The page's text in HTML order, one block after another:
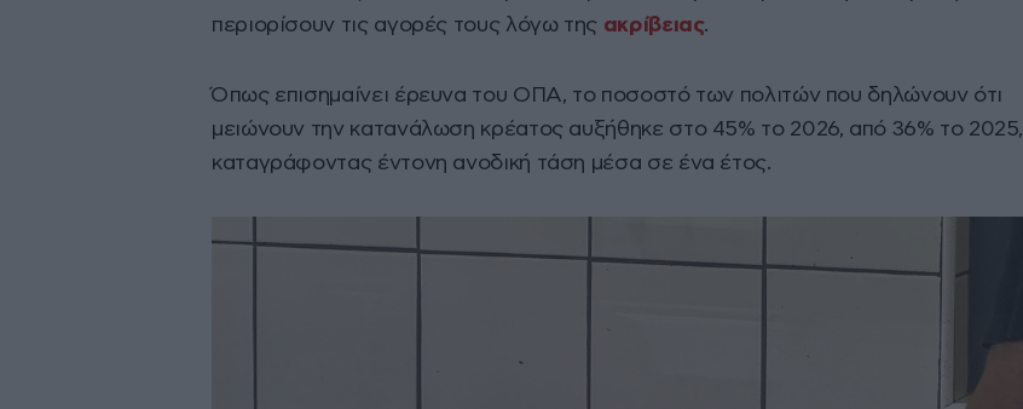
περιορίσουν τις αγορές τους λόγω της ακρίβειας.
Όπως επισημαίνει έρευνα του ΟΠΑ, το ποσοστό των πολιτών που δηλώνουν ότι
μειώνουν την κατανάλωση κρέατος αυξήθηκε στο 45% το 2026, από 36% το 2025,
καταγράφοντας έντονη ανοδική τάση μέσα σε ένα έτος.